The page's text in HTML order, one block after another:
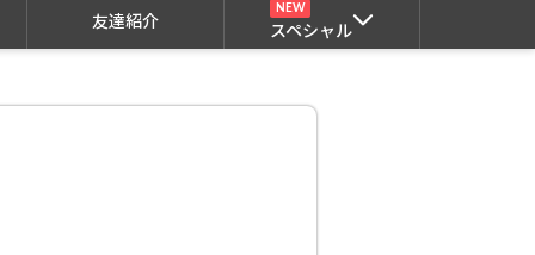
友達紹介
NEW
スペシャル